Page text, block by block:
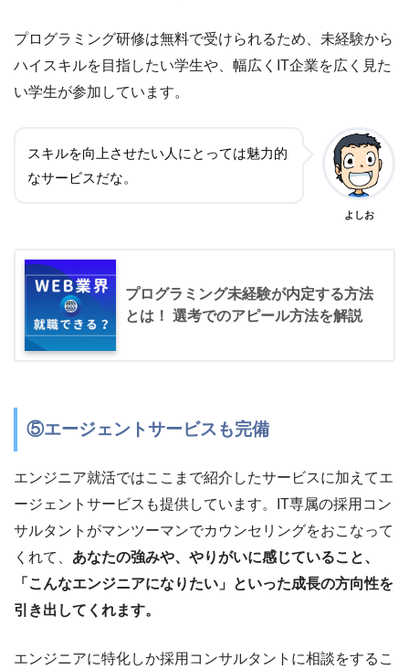
プログラミング研修は無料で受けられるため、未経験から
ハイスキルを目指したい学生や、幅広くIT企業を広く見た
い学生が参加しています。
スキルを向上させたい人にとっては魅力的
なサービスだな。
よしお
プログラミング未経験が内定する方法
とは！ 選考でのアピール方法を解説
⑤エージェントサービスも完備
エンジニア就活ではここまで紹介したサービスに加えてエ
ージェントサービスも提供しています。IT専属の採用コン
サルタントがマンツーマンでカウンセリングをおこなって
くれて、 あなたの強みや、やりがいに感じていること、
「こんなエンジニアになりたい」といった成長の方向性を
引き出してくれます。
エンジニアに特化しか採用コンサルタントに相談をするこ